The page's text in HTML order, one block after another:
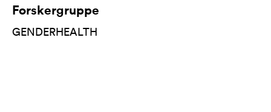
Forskergruppe
GENDERHEALTH